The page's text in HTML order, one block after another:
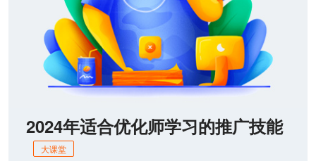
2024年适合优化师学习的推广技能
大课堂